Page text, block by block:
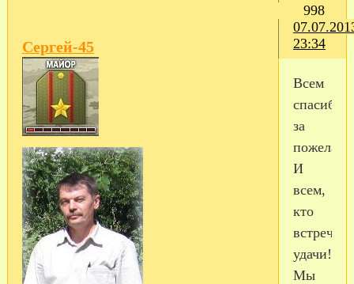
998
23:34
Сергей-45
Всем
спасибо
за
И
всем,
кто
удачи!!!
Мы